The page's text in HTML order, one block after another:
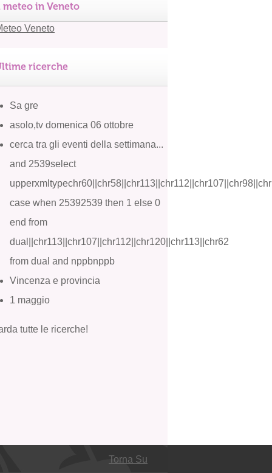
meteo in Veneto
ricerche
Sa gre
asolo,tv domenica 06 ottobre
cerca tra gli eventi della settimana...
and 2539select
case when 25392539 then 1 else 0
end from
dual||chr113||chr107||chr112||chr120||chr113||chr62
from dual and nppbnppb
Vincenza e provincia
1 maggio
tutte le ricerche!
Torna Su